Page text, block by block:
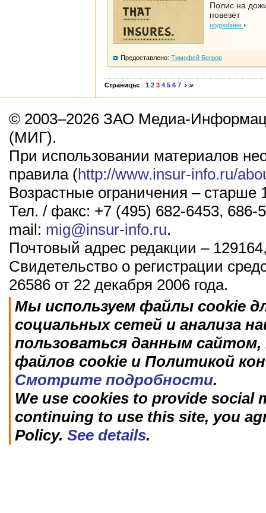
Полис на
повезёт
подробнее
Предоставлено: Тимофей Бегров
Страницы: 1 2 3 4 5 6 7
© 2003–2026 ЗАО Медиа-
(МИГ).
При использовании материалов
правила (http://www.insur-info.ru/
Возрастные ограничения – старше
Тел. / факс: +7 (495) 682-6453, 686-
mail: mig@insur-info.ru.
Почтовый адрес редакции –
Свидетельство о регистрации
26586 от 22 декабря 2006 года.
Мы используем файлы cookie
социальных сетей и анализа
пользоваться данным
файлов cookie и Политикой
Смотрите подробности.
We use cookies to provide social
continuing to use this site, you
Policy. See details.